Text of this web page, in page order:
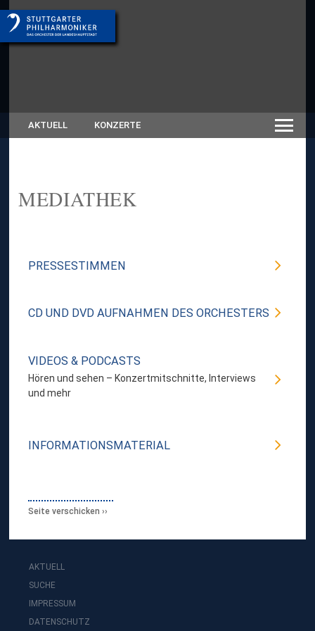
AKTUELL KONZERTE
MEDIATHEK
PRESSESTIMMEN
CD UND DVD AUFNAHMEN DES ORCHESTERS
VIDEOS & PODCASTS
Hören und sehen – Konzertmitschnitte, Interviews
und mehr
INFORMATIONSMATERIAL
Seite verschicken
AKTUELL
SUCHE
IMPRESSUM
DATENSCHUTZ